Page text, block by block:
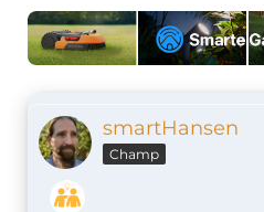
smartHansen
Champ